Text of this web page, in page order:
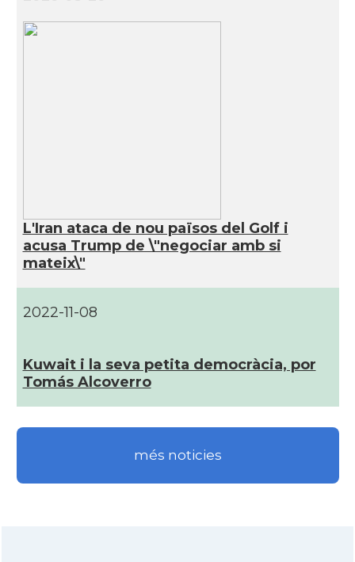
L'Iran ataca de nou països del Golf i
acusa Trump de \"negociar amb si
mateix\"
2022-11-08
Kuwait i la seva petita democràcia, por
Tomás Alcoverro
més noticies